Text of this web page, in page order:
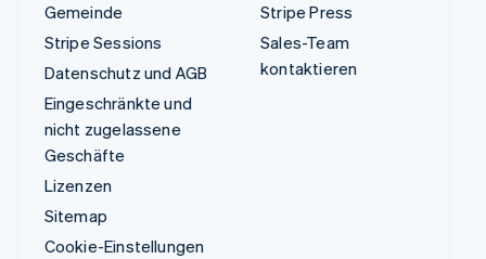
Gemeinde
Stripe Sessions
Datenschutz und AGB
Eingeschränkte und
nicht zugelassene
Geschäfte
Lizenzen
Sitemap
Cookie-Einstellungen
Stripe Press
Sales-Team
kontaktieren